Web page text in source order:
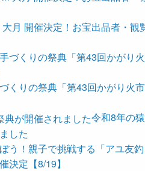
月 開催決定！お宝出品者・観
くりの祭典「第43回かがり火市
令和8年の猿
した